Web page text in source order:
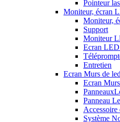
Pointeur
Moniteur, écran
Moniteur,
Support
Moniteur
Ecran
Entretien
Ecran Murs de
Ecran
Panneau
Accessoire
Système